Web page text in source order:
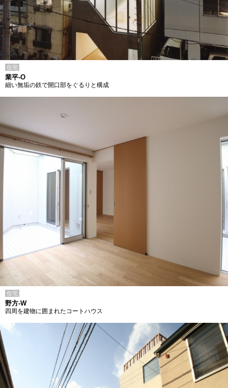
住宅
業平-O
細い無垢の鉄で開口部をぐるりと構成
住宅
野方-W
四周を建物に囲まれたコートハウス